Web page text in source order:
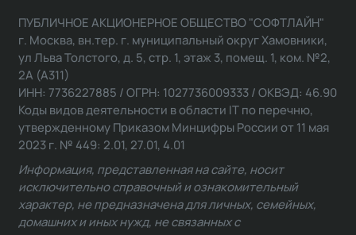
ПУБЛИЧНОЕ АКЦИОНЕРНОЕ ОБЩЕСТВО "СОФТЛАЙН"
г. Москва, вн.тер. г. муниципальный округ Хамовники,
ул Льва Толстого, д. 5, стр. 1, этаж 3, помещ. 1, ком. №2,
2А (А311)
ИНН: 7736227885 / ОГРН: 1027736009333 / ОКВЭД: 46.90
Коды видов деятельности в области IT по перечню,
утвержденному Приказом Минцифры России от 11 мая
2023 г. № 449: 2.01, 27.01, 4.01
Информация, представленная на сайте, носит
исключительно справочный и ознакомительный
характер, не предназначена для личных, семейных,
домашних и иных нужд, не связанных с